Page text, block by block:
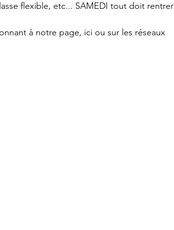
flexible, etc... SAMEDI tout doit rentrer
à notre page, ici ou sur les réseaux